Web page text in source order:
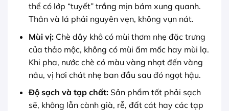
thể có lớp “tuyết” trắng mịn bám xung quanh.
Thân và lá phải nguyên vẹn, không vụn nát.
Mùi vị:Chè dây khô có mùi thơm nhẹ đặc trưng
của thảo mộc, không có mùi ẩm mốc hay mùi lạ.
Khi pha, nước chè có màu vàng nhạt đến vàng
nâu, vị hơi chát nhẹ ban đầu sau đó ngọt hậu.
Độ sạch và tạp chất:Sản phẩm tốt phải sạch
sẽ, không lẫn cành già, rễ, đất cát hay các tạp